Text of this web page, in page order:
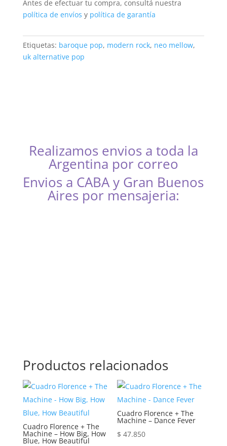
Antes de efectuar tu compra, consultá nuestra
política de envíos y política de garantía
Etiquetas: baroque pop, modern rock, neo mellow,
uk alternative pop
Realizamos envios a toda la
Argentina por correo
Envios a CABA y Gran Buenos
Aires por mensajeria:
Productos relacionados
Cuadro Florence + The
Machine – How Big, How
Blue, How Beautiful
Cuadro Florence + The
Machine – Dance Fever
$ 47.850